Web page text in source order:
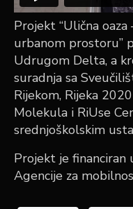
Projekt “Ulična
urbanom prostoru”
Udrugom Delta, a
suradnja sa
Rijekom, Rijeka
Molekula i RiUse
srednjoškolskim
Projekt je financiran
Agencije za